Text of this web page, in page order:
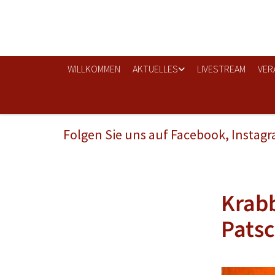
WILLKOMMEN AKTUELLES LIVESTREAM
Folgen Sie uns auf Facebook,